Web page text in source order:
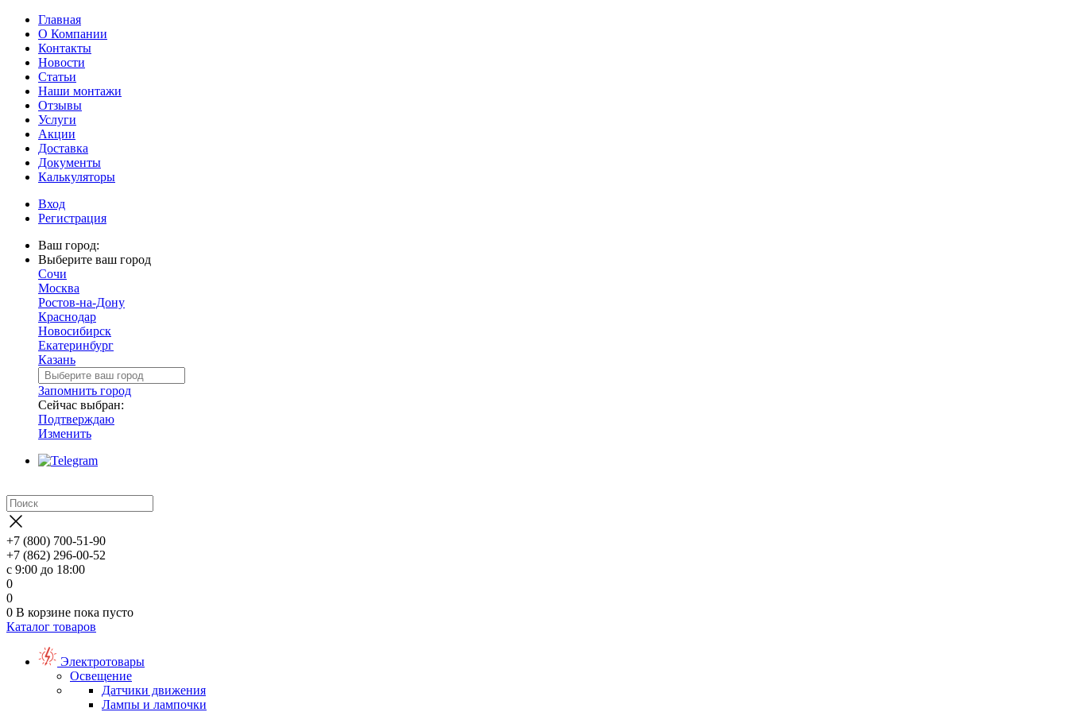
Главная
О Компании
Контакты
Новости
Статьи
Наши монтажи
Отзывы
Услуги
Акции
Доставка
Документы
Калькуляторы
Вход
Регистрация
Ваш город:
Выберите ваш город
Сочи
Москва
Ростов-на-Дону
Краснодар
Новосибирск
Екатеринбург
Казань
Запомнить город
Сейчас выбран:
Подтверждаю
Изменить
+7 (800) 700-51-90
+7 (862) 296-00-52
с 9:00 до 18:00
0
0
0 В корзине пока пусто
Каталог товаров
Электротовары
Освещение
Датчики движения
Лампы и лампочки